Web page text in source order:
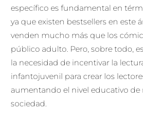
específico es fundamental en
ya que existen bestsellers en este
venden mucho más que los
público adulto. Pero, sobre todo,
la necesidad de incentivar la
infantojuvenil para crear los
aumentando el nivel educativo de
sociedad.